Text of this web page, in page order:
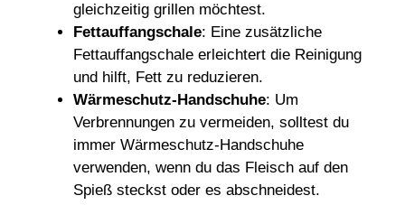
gleichzeitig grillen möchtest.
Fettauffangschale: Eine zusätzliche
Fettauffangschale erleichtert die Reinigung
und hilft, Fett zu reduzieren.
Wärmeschutz-Handschuhe: Um
Verbrennungen zu vermeiden, solltest du
immer Wärmeschutz-Handschuhe
verwenden, wenn du das Fleisch auf den
Spieß steckst oder es abschneidest.